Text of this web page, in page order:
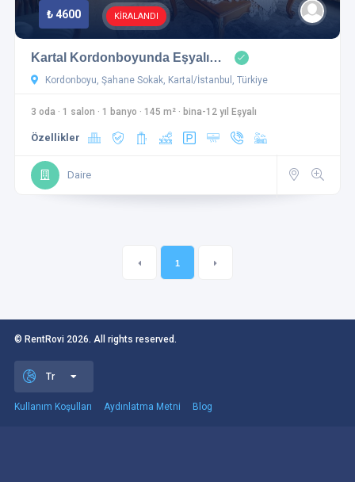
₺ 4600 KİRALANDI
Kartal Kordonboyunda Eşyalı…
Kordonboyu, Şahane Sokak, Kartal/İstanbul, Türkiye
3 oda · 1 salon · 1 banyo · 145 m² · bina-12 yıl Eşyalı
Özellikler
Daire
1
© RentRovi 2026. All rights reserved.
Tr
Kullanım Koşulları Aydınlatma Metni Blog